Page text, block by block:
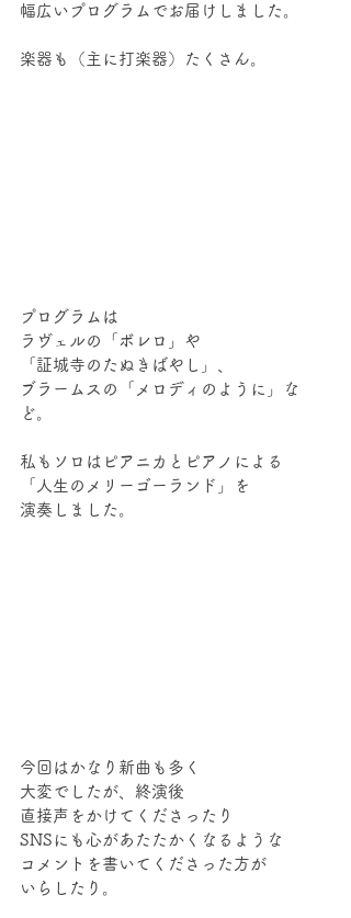
幅広いプログラムでお届けしました。
楽器も（主に打楽器）たくさん。
プログラムは
ラヴェルの「ボレロ」や
「証城寺のたぬきばやし」、
ブラームスの「メロディのように」な
ど。
私もソロはピアニカとピアノによる
「人生のメリーゴーランド」を
演奏しました。
今回はかなり新曲も多く
大変でしたが、終演後
直接声をかけてくださったり
SNSにも心があたたかくなるような
コメントを書いてくださった方が
いらしたり。